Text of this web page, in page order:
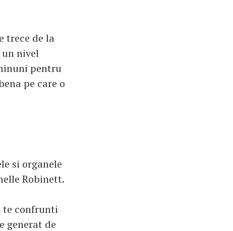
trece de la
un nivel
pentru
pe care o
si organele
Robinett.
te confrunti
generat de